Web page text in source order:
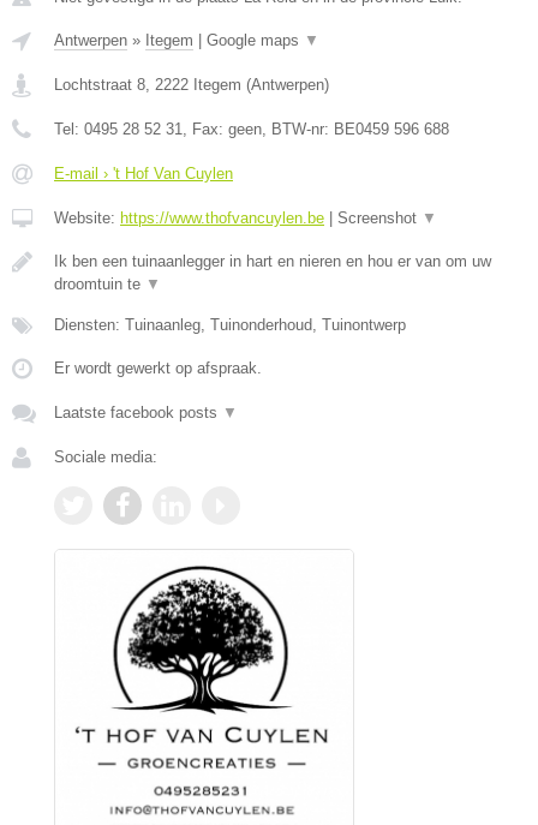
Antwerpen » Itegem Google maps ▼
Lochtstraat 8, 2222 Itegem (Antwerpen)
Tel: 0495 28 52 31, Fax: geen, BTW-nr: BE0459 596 688
E-mail › 't Hof Van Cuylen
Website: https://www.thofvancuylen.be Screenshot ▼
Ik ben een tuinaanlegger in hart en nieren en hou er van om uw
droomtuin te ▼
Diensten: Tuinaanleg, Tuinonderhoud, Tuinontwerp
Er wordt gewerkt op afspraak.
Laatste facebook posts ▼
Sociale media: